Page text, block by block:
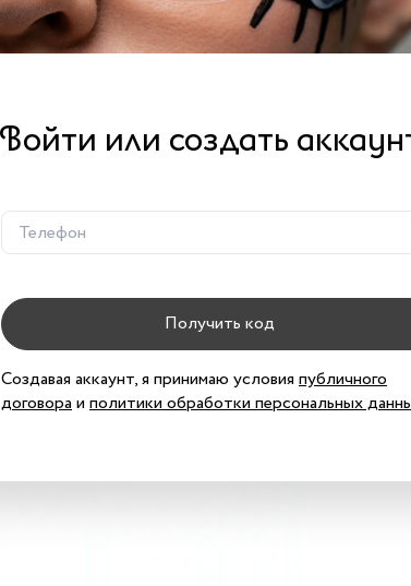
Войти или создать
Получить код
Создавая аккаунт, я принимаю условия публичного
договораи политики обработки персональных
Как
В